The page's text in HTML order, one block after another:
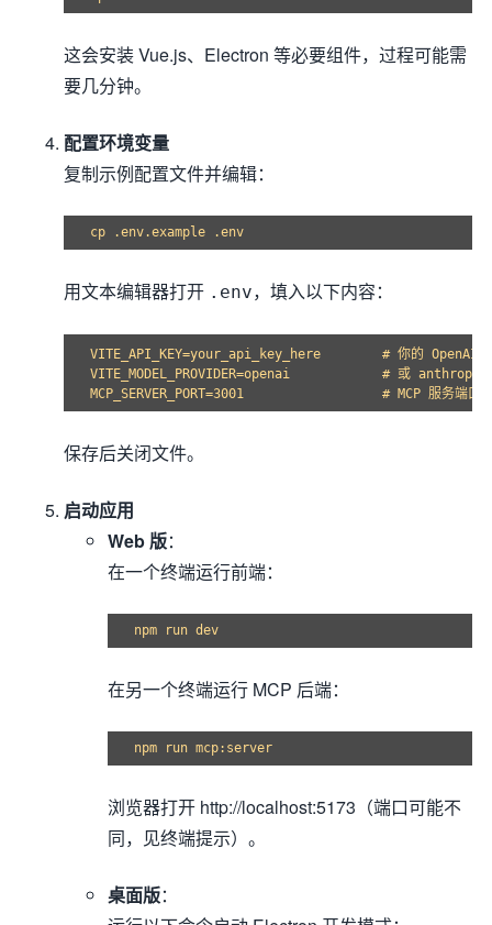
这会安装 Vue.js、Electron 等必要组件，过程可能需
要几分钟。
配置环境变量
复制示例配置文件并编辑：
用文本编辑器打开 .env，填入以下内容：
VITE_API_KEY=your_api_key_here        # 你的 OpenAI
VITE_MODEL_PROVIDER=openai            # 或 anthropic
保存后关闭文件。
启动应用
Web 版：
在一个终端运行前端：
在另一个终端运行 MCP 后端：
浏览器打开 http://localhost:5173（端口可能不
同，见终端提示）。
桌面版：